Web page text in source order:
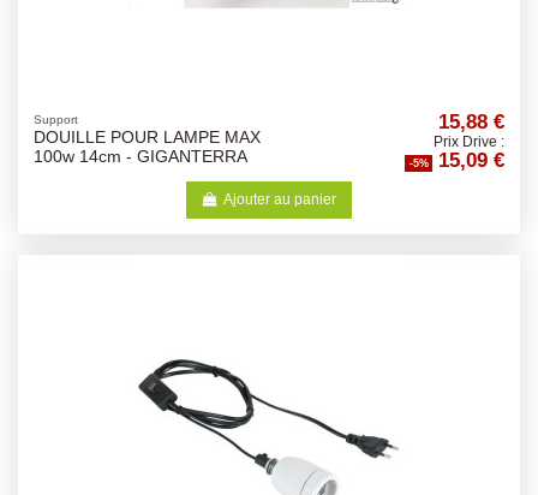
Support
DOUILLE POUR LAMPE MAX
100w 14cm - GIGANTERRA
15,88 €
Prix Drive :
-5% 15,09 €
Ajouter au panier